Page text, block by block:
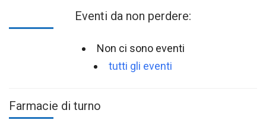
Eventi da non perdere:
Non ci sono eventi
tutti gli eventi
Farmacie di turno